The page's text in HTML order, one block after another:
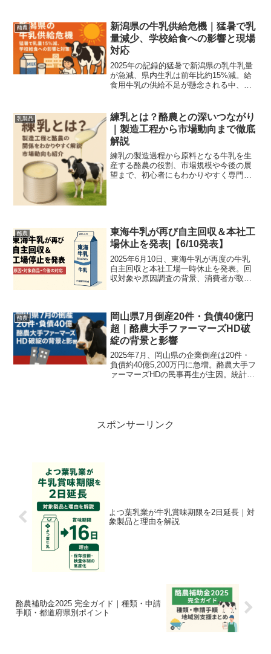
酪農
新潟県の牛乳供給危機｜猛暑で乳
量減少、学校給食への影響と現場
対応
2025年の記録的猛暑で新潟県の乳牛乳量
が急減、県内生乳は前年比約15%減。給
食用牛乳の供給不足が懸念される中、現
乳製品
練乳とは？酪農との深いつながり
｜製造工程から市場動向まで徹底
解説
練乳の製造過程から原料となる牛乳を生
産する酪農の役割、市場規模や今後の展
望まで、初心者にもわかりやすく専門解
酪農
東海牛乳が再び自主回収＆本社工
場休止を発表|【6/10発表】
2025年6月10日、東海牛乳が再度の牛乳
自主回収と本社工場一時休止を発表。回
収対象や原因調査の背景、消費者が取る
酪農
岡山県7月倒産20件・負債40億円
超｜酪農大手ファーマーズHD破
綻の背景と影響
2025年7月、岡山県の企業倒産は20件・
負債約40億5,200万円に急増。酪農大手フ
ァーマーズHDの民事再生が主因。統計デ
スポンサーリンク
よつ葉乳業が牛乳賞味期限を2日延長｜対
象製品と理由を解説
酪農補助金2025 完全ガイド｜種類・申請
手順・都道府県別ポイント